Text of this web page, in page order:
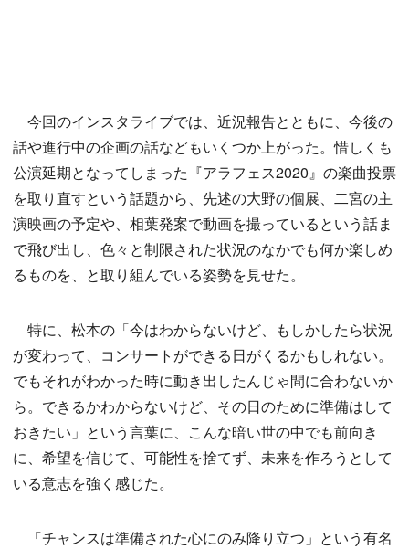
今回のインスタライブでは、近況報告とともに、今後の
話や進行中の企画の話などもいくつか上がった。惜しくも
公演延期となってしまった『アラフェス2020』の楽曲投票
を取り直すという話題から、先述の大野の個展、二宮の主
演映画の予定や、相葉発案で動画を撮っているという話ま
で飛び出し、色々と制限された状況のなかでも何か楽しめ
るものを、と取り組んでいる姿勢を見せた。
特に、松本の「今はわからないけど、もしかしたら状況
が変わって、コンサートができる日がくるかもしれない。
でもそれがわかった時に動き出したんじゃ間に合わないか
ら。できるかわからないけど、その日のために準備はして
おきたい」という言葉に、こんな暗い世の中でも前向き
に、希望を信じて、可能性を捨てず、未来を作ろうとして
いる意志を強く感じた。
「チャンスは準備された心にのみ降り立つ」という有名